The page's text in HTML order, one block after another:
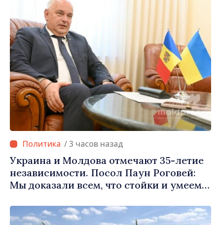
/ 3 часов назад
Украина и Молдова отмечают 35-летие
независимости. Посол Паун Роговей:
Мы доказали всем, что стойки и умеем
будущее